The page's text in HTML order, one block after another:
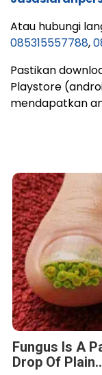
Atau hubungi
085315557788,
Pastikan
Playstore
mendapatkan
Fungus Is A
Drop Of